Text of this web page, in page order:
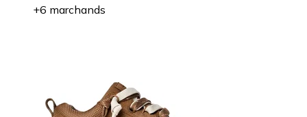
+6 marchands